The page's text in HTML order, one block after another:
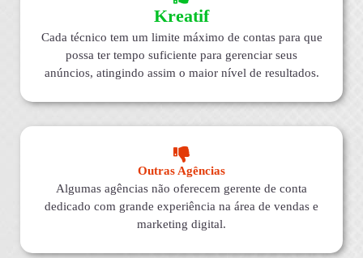
Kreatif
Cada técnico tem um limite máximo de contas para que
possa ter tempo suficiente para gerenciar seus
anúncios, atingindo assim o maior nível de resultados.
Outras Agências
Algumas agências não oferecem gerente de conta
dedicado com grande experiência na área de vendas e
marketing digital.